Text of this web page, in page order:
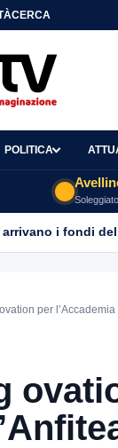
CERCA
POLITICA
Soleggiato
i fondi
per